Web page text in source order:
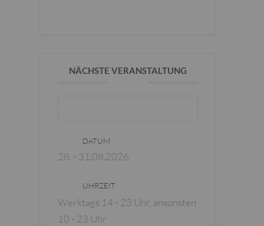
NÄCHSTE VERANSTALTUNG
DATUM
28. - 31.08.2026
UHRZEIT
Werktags 14 - 23 Uhr, ansonsten
10 - 23 Uhr